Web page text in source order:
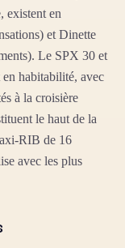
existent en
et Dinette
Le SPX 30 et
habitabilité, avec
à la croisière
le haut de la
RIB de 16
avec les plus